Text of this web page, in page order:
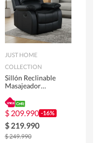
JUST HOME
COLLECTION
Sillón Reclinable
Masajeador
Atlanta 91x101x94
cm Negro
$ 209.990 -16%
$ 219.990
$249.990